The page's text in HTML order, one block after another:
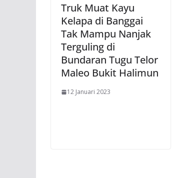
Truk Muat Kayu
Kelapa di Banggai
Tak Mampu Nanjak
Terguling di
Bundaran Tugu Telor
Maleo Bukit Halimun
12 Januari 2023